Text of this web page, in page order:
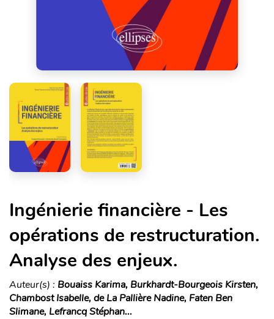
Ingénierie financière - Les
opérations de restructuration.
Analyse des enjeux.
Auteur(s) : Bouaiss Karima, Burkhardt-Bourgeois Kirsten,
Chambost Isabelle, de La Pallière Nadine, Faten Ben
Slimane, Lefrancq Stéphan...